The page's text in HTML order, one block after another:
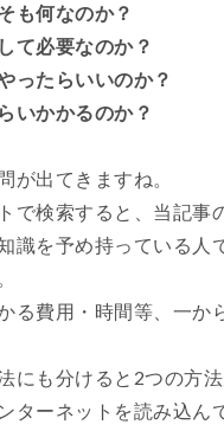
も何なのか？
て必要なのか？
ったらいいのか？
いかかるのか？
が出てきますね。
で検索すると、当記事
識を予め持っている人
る費用・時間等、一か
にも分けると2つの方法
ターネットを読み込ん